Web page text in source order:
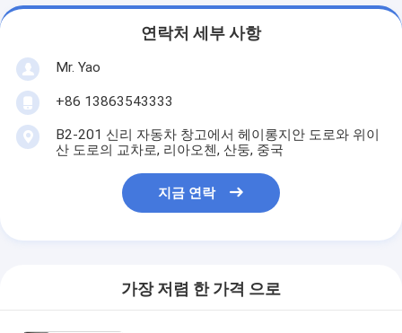
연락처 세부 사항
Mr. Yao
+86 13863543333
B2-201 신리 자동차 창고에서 헤이롱지안 도로와 위이
산 도로의 교차로, 리아오첸, 산둥, 중국
지금 연락
가장 저렴 한 가격 으로